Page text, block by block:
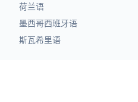
荷兰语
墨西哥西班牙语
斯瓦希里语